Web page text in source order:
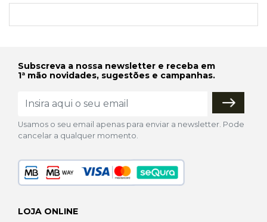
Subscreva a nossa newsletter e receba em
1ª mão novidades, sugestões e campanhas.
Usamos o seu email apenas para enviar a newsletter. Pode
cancelar a qualquer momento.
LOJA ONLINE